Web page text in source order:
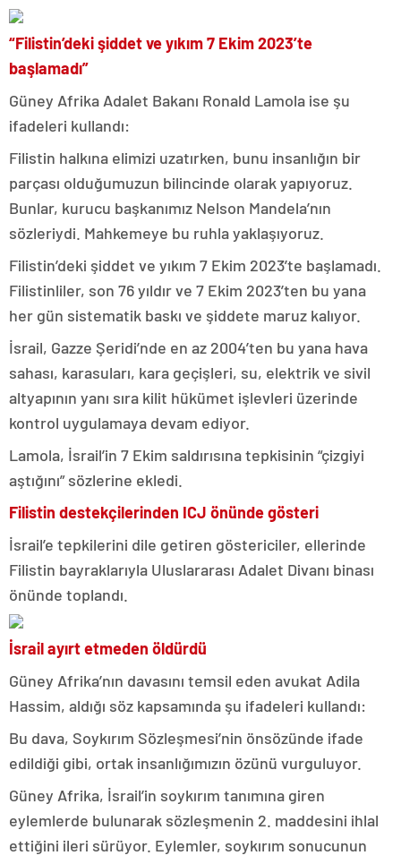
“Filistin’deki şiddet ve yıkım 7 Ekim 2023’te
başlamadı”
Güney Afrika Adalet Bakanı Ronald Lamola ise şu
ifadeleri kullandı:
Filistin halkına elimizi uzatırken, bunu insanlığın bir
parçası olduğumuzun bilincinde olarak yapıyoruz.
Bunlar, kurucu başkanımız Nelson Mandela’nın
sözleriydi. Mahkemeye bu ruhla yaklaşıyoruz.
Filistin’deki şiddet ve yıkım 7 Ekim 2023’te başlamadı.
Filistinliler, son 76 yıldır ve 7 Ekim 2023’ten bu yana
her gün sistematik baskı ve şiddete maruz kalıyor.
İsrail, Gazze Şeridi’nde en az 2004’ten bu yana hava
sahası, karasuları, kara geçişleri, su, elektrik ve sivil
altyapının yanı sıra kilit hükümet işlevleri üzerinde
kontrol uygulamaya devam ediyor.
Lamola, İsrail’in 7 Ekim saldırısına tepkisinin “çizgiyi
aştığını” sözlerine ekledi.
Filistin destekçilerinden ICJ önünde gösteri
İsrail’e tepkilerini dile getiren göstericiler, ellerinde
Filistin bayraklarıyla Uluslararası Adalet Divanı binası
önünde toplandı.
İsrail ayırt etmeden öldürdü
Güney Afrika’nın davasını temsil eden avukat Adila
Hassim, aldığı söz kapsamında şu ifadeleri kullandı:
Bu dava, Soykırım Sözleşmesi’nin önsözünde ifade
edildiği gibi, ortak insanlığımızın özünü vurguluyor.
Güney Afrika, İsrail’in soykırım tanımına giren
eylemlerde bulunarak sözleşmenin 2. maddesini ihlal
ettiğini ileri sürüyor. Eylemler, soykırım sonucunun